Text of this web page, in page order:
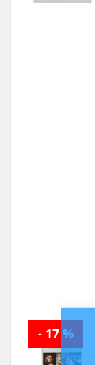
- 17 %